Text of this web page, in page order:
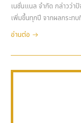
เนชั่นแนล จำกัด กล่าวว่า
เพิ่มขึ้นทุกปี จากผลกระท
อ่านต่อ